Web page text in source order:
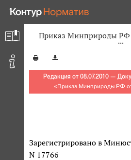
Приказ Минприроды РФ
Редакция от 08.07.2010 —
«Приказ Минприроды РФ
Зарегистрировано в
N 17766